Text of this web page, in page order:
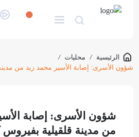
الرئيسية / محليات
/
شؤون الأسرى: إصابة الأسير محمد زيد من
شؤون الأسرى: إصابة
من مدينة قلقيلية بفيروس